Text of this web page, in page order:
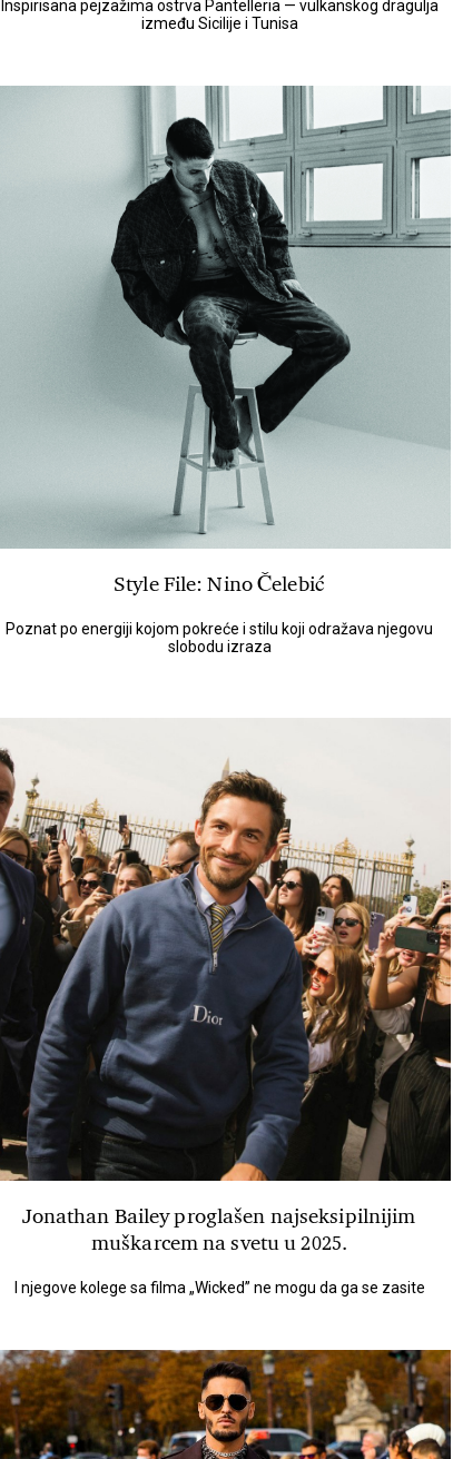
Inspirisana pejzažima ostrva Pantelleria — vulkanskog dragulja
između Sicilije i Tunisa
Style File: Nino Čelebić
Poznat po energiji kojom pokreće i stilu koji odražava njegovu
slobodu izraza
Jonathan Bailey proglašen najseksipilnijim
muškarcem na svetu u 2025.
I njegove kolege sa filma „Wicked” ne mogu da ga se zasite